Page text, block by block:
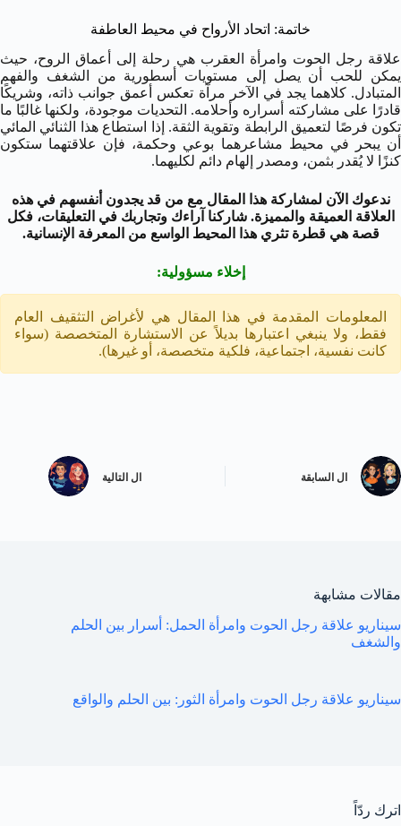
خاتمة: اتحاد الأرواح في محيط العاطفة
علاقة رجل الحوت وامرأة العقرب هي رحلة إلى أعماق الروح، حيث
يمكن للحب أن يصل إلى مستويات أسطورية من الشغف والفهم
المتبادل. كلاهما يجد في الآخر مرآة تعكس أعمق جوانب ذاته، وشريكًا
قادرًا على مشاركته أسراره وأحلامه. التحديات موجودة، ولكنها غالبًا ما
تكون فرصًا لتعميق الرابطة وتقوية الثقة. إذا استطاع هذا الثنائي المائي
أن يبحر في محيط مشاعرهما بوعي وحكمة، فإن علاقتهما ستكون
كنزًا لا يُقدر بثمن، ومصدر إلهام دائم لكليهما.
ندعوك الآن لمشاركة هذا المقال مع من قد يجدون أنفسهم في هذه
العلاقة العميقة والمميزة. شاركنا آراءك وتجاربك في التعليقات، فكل
قصة هي قطرة تثري هذا المحيط الواسع من المعرفة الإنسانية.
إخلاء مسؤولية:
المعلومات المقدمة في هذا المقال هي لأغراض التثقيف العام
فقط، ولا ينبغي اعتبارها بديلاً عن الاستشارة المتخصصة (سواء
كانت نفسية، اجتماعية، فلكية متخصصة، أو غيرها).
ال السابقة ال التالية
مقالات مشابهة
سيناريو علاقة رجل الحوت وامرأة الحمل: أسرار بين الحلم
والشغف
سيناريو علاقة رجل الحوت وامرأة الثور: بين الحلم والواقع
اترك ردّاً